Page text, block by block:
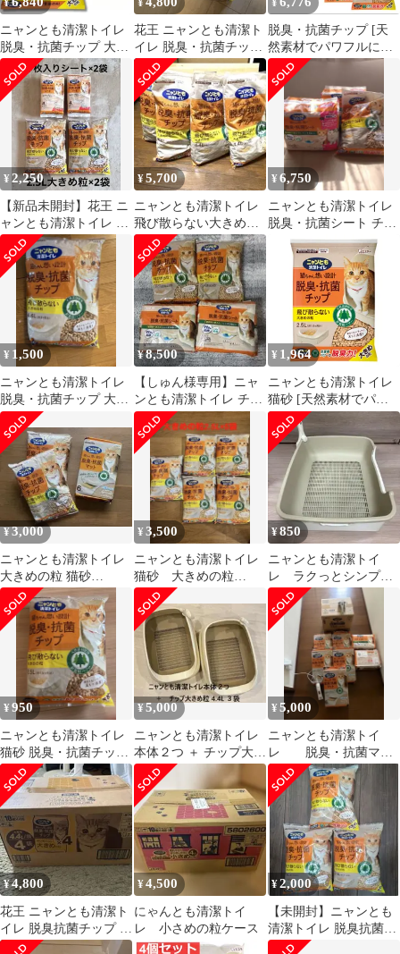
¥
ニャンとも清潔トイレ
脱臭・抗菌チップ 大き
めの粒 2.5L×2個セット
システムトイレ用 まと
め買いe 02c2de83
¥
花王 ニャンとも清潔ト
イレ 脱臭・抗菌チップ
大容量
¥
脱臭・抗菌チップ [天
然素材でパワフルに脱
臭] 大きめの粒 4.4L×4
個 システムトイレ 猫砂
猫用 消臭 ニャンとも清
潔トイレ ネコ砂 (ケー
ス販売)
¥2,250
【新品未開封】花王 ニ
ャンとも清潔トイレ チ
ップ (大きめ) シート セ
ット
¥5,700
ニャンとも清潔トイレ
飛び散らない大きめの
粒4袋
¥6,750
ニャンとも清潔トイレ
脱臭・抗菌シート チッ
プセット （複数飼い用
シート）
¥ 1,500
ニャンとも清潔トイレ
脱臭・抗菌チップ 大き
めの粒 4.4L
¥8,500
【しゅん様専用】ニャ
ンとも清潔トイレ チッ
プ 4.5L×2袋＋シート2
袋
¥ 1,964
ニャンとも清潔トイレ
猫砂 [天然素材でパワ
フルに脱臭] 脱臭・抗
菌チップ 大きめの粒
2.5L システムトイレ 猫
用 消臭 ネコ砂
¥3,000
ニャンとも清潔トイレ
大きめの粒 猫砂
(4.4L)×2、脱臭・抗菌
マット×1
¥3,500
ニャンとも清潔トイレ
猫砂 大きめの粒
2.5L×5個
¥850
ニャンとも清潔トイ
レ ラクっとシンプル
本体のみ
¥950
ニャンとも清潔トイレ
猫砂 脱臭・抗菌チップ
大きめの粒 2.5L
¥5,000
ニャンとも清潔トイレ
本体２つ ＋ チップ大き
め粒4.4L３袋
¥5,000
ニャンとも清潔トイ
レ 脱臭・抗菌マッ
ト 6枚入り5個、大きめ
チップ1箱
¥4,800
花王 ニャンとも清潔ト
イレ 脱臭抗菌チップ 大
きめの粒 4.4L×4個 未開
¥4,500
にゃんとも清潔トイ
レ 小さめの粒ケース
¥2,000
【未開封】ニャンとも
清潔トイレ 脱臭抗菌チ
ップ 大きめの粒 2.5L×3